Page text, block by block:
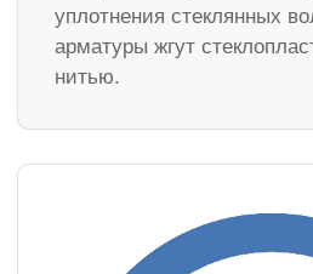
уплотнения стеклянных
арматуры жгут
нитью.